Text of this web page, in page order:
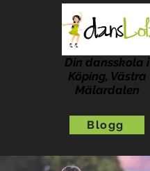
Din dansskola i
Köping, Västra
Mälardalen
Blogg